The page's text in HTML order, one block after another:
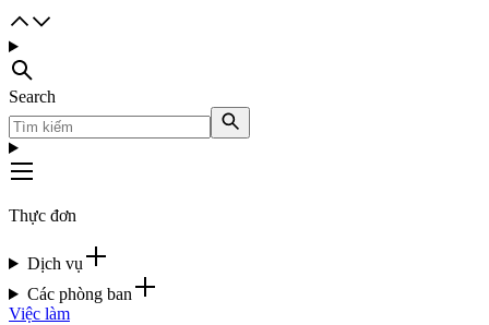
Search
Thực đơn
Dịch vụ
Các phòng ban
Việc làm